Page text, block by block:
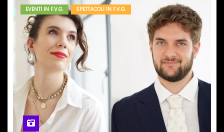
EVENTI IN F.V.G. SPETTACOLI IN F.V.G.